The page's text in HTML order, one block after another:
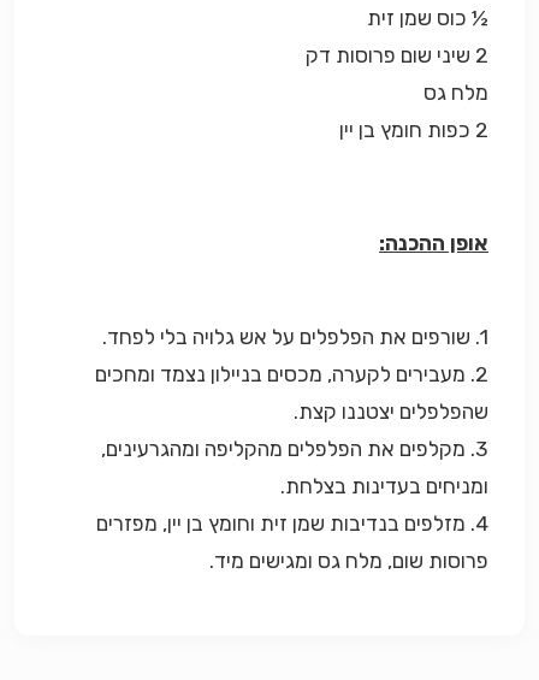
½ כוס שמן זית
2 שיני שום פרוסות דק
מלח גס
2 כפות חומץ בן יין
אופן ההכנה:
1. שורפים את הפלפלים על אש גלויה בלי לפחד.
2. מעבירים לקערה, מכסים בניילון נצמד ומחכים
שהפלפלים יצטננו קצת.
3. מקלפים את הפלפלים מהקליפה ומהגרעינים,
ומניחים בעדינות בצלחת.
4. מזלפים בנדיבות שמן זית וחומץ בן יין, מפזרים
פרוסות שום, מלח גס ומגישים מיד.